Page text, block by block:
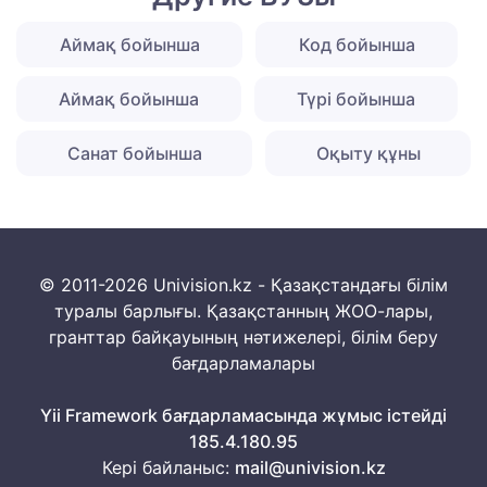
Аймақ бойынша Код бойынша
Аймақ бойынша Түрі бойынша
Санат бойынша Оқыту құны
© 2011-2026 Univision.kz - Қазақстандағы білім
туралы барлығы. Қазақстанның ЖОО-лары,
гранттар байқауының нәтижелері, білім беру
бағдарламалары
Yii Framework бағдарламасында жұмыс істейді
185.4.180.95
Кері байланыс: mail@univision.kz